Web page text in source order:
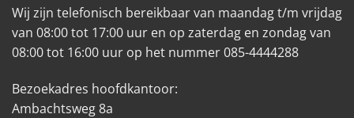
Wij zijn telefonisch bereikbaar van maandag t/m vrijdag
van 08:00 tot 17:00 uur en op zaterdag en zondag van
08:00 tot 16:00 uur op het nummer 085-4444288
Bezoekadres hoofdkantoor:
Ambachtsweg 8a